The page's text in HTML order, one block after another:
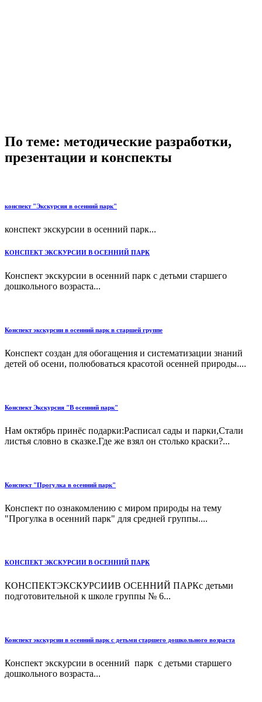
По теме: методические разработки,
презентации и конспекты
конспект "Экскурсия в осенний парк"
конспект экскурсии в осенний парк...
КОНСПЕКТ ЭКСКУРСИИ В ОСЕННИЙ ПАРК
Конспект экскурсии в осенний парк с детьми старшего
дошкольного возраста...
Конспект экскурсии в осенний парк в старшей группе
Конспект создан для обогащения и систематизации знаний
детей об осени, полюбоваться красотой осенней природы....
Конспект Экскурсия "В осенний парк"
Нам октябрь принёс подарки:Расписал сады и парки,Стали
листья словно в сказке.Где же взял он столько краски?...
Конспект "Прогулка в осенний парк"
Конспект по ознакомлению с миром природы на тему
"Прогулка в осенний парк" для средней группы....
КОНСПЕКТ ЭКСКУРСИИ В ОСЕННИЙ ПАРК
КОНСПЕКТЭКСКУРСИИВ ОСЕННИЙ ПАРКс детьми
подготовительной к школе группы № 6...
Конспект экскурсии в осенний парк с детьми старшего дошкольного возраста
Конспект экскурсии в осенний парк с детьми старшего
дошкольного возраста...